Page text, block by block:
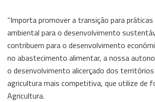
“Importa promover a transição para
ambiental para o desenvolvimento
contribuem para o desenvolvimento
no abastecimento alimentar, a nossa
o desenvolvimento alicerçado dos
agricultura mais competitiva, que utilize de
Agricultura.